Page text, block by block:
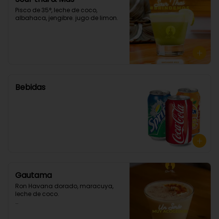
Pisco de 35°, leche de coco,
albahaca, jengibre. jugo de limon.
Bebidas
Gautama
Ron Havana dorado, maracuya,
leche de coco.